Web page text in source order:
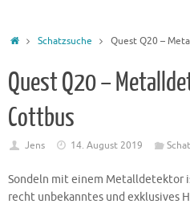
Schatzsuche Quest Q20 –
Quest Q20 –
Cottbus
Jens 14. August 2019
Sondeln mit einem Metalldetektor
recht unbekanntes und exklusives